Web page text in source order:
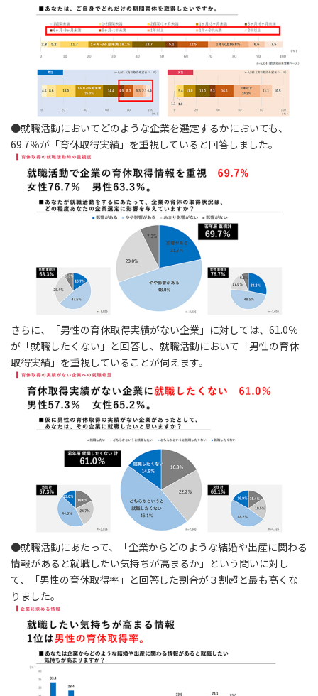
●就職活動においてどのような企業を選定するかにおいても、
69.7％が「育休取得実績」を重視していると回答しました。
さらに、「男性の育休取得実績がない企業」に対しては、61.0％
が「就職したくない」と回答し、就職活動において「男性の育休
取得実績」を重視していることが伺えます。
●就職活動にあたって、「企業からどのような結婚や出産に関わる
情報があると就職したい気持ちが高まるか」という問いに対し
て、「男性の育休取得率」と回答した割合が３割超と最も高くな
りました。